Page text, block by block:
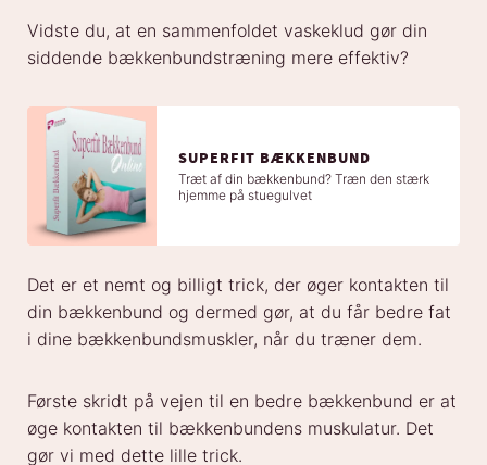
Vidste du, at en sammenfoldet vaskeklud gør din
siddende bækkenbundstræning mere effektiv?
SUPERFIT BÆKKENBUND
Træt af din bækkenbund? Træn den stærk
hjemme på stuegulvet
Det er et nemt og billigt trick, der øger kontakten til
din bækkenbund og dermed gør, at du får bedre fat
i dine bækkenbundsmuskler, når du træner dem.
Første skridt på vejen til en bedre bækkenbund er at
øge kontakten til bækkenbundens muskulatur. Det
gør vi med dette lille trick.